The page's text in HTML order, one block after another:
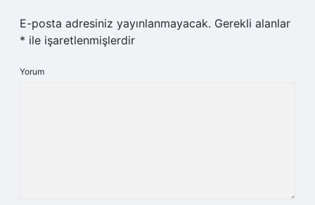
E-posta adresiniz yayınlanmayacak. Gerekli alanlar
* ile işaretlenmişlerdir
Yorum